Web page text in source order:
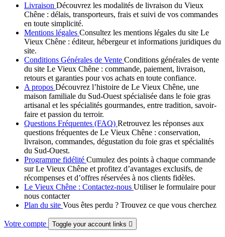
Livraison Découvrez les modalités de livraison du Vieux
Chêne : délais, transporteurs, frais et suivi de vos commandes
en toute simplicité.
Mentions légales Consultez les mentions légales du site Le
Vieux Chêne : éditeur, hébergeur et informations juridiques du
site.
Conditions Générales de Vente Conditions générales de vente
du site Le Vieux Chêne : commande, paiement, livraison,
retours et garanties pour vos achats en toute confiance.
A propos Découvrez l’histoire de Le Vieux Chêne, une
maison familiale du Sud-Ouest spécialisée dans le foie gras
artisanal et les spécialités gourmandes, entre tradition, savoir-
faire et passion du terroir.
Questions Fréquentes (FAQ) Retrouvez les réponses aux
questions fréquentes de Le Vieux Chêne : conservation,
livraison, commandes, dégustation du foie gras et spécialités
du Sud-Ouest.
Programme fidélité Cumulez des points à chaque commande
sur Le Vieux Chêne et profitez d’avantages exclusifs, de
récompenses et d’offres réservées à nos clients fidèles.
Le Vieux Chêne : Contactez-nous Utiliser le formulaire pour
nous contacter
Plan du site Vous êtes perdu ? Trouvez ce que vous cherchez
Votre compte Toggle your account links 